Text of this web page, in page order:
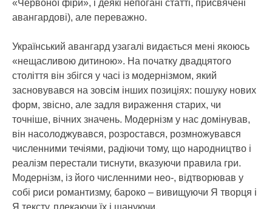
«Червоної фіри», і деякі непогані статті, присвячені
авангардові), але переважно.
Український авангард узагалі видається мені якоюсь
«нещасливою дитиною». На початку двадцятого
століття він збігся у часі із модернізмом, який
засновувався на зовсім інших позиціях: пошуку нових
форм, звісно, але задля вираження старих, чи
точніше, вічних значень. Модернізм у нас домінував,
він насолоджувався, розростався, розмножувався
численними течіями, радіючи тому, що народництво і
реалізм перестали тиснути, вказуючи правила гри.
Модернізм, із його численними нео-, відтворював у
собі риси романтизму, бароко – вивищуючи Я творця і
Я тексту, плекаючи їх і шануючи.